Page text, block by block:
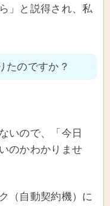
」と説得され、私
たのですか？
いので、「今日
のかわかりませ
（自動契約機）に